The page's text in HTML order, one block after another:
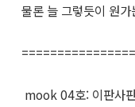
물론 늘 그렇듯이 원
mook 04호: 이판사